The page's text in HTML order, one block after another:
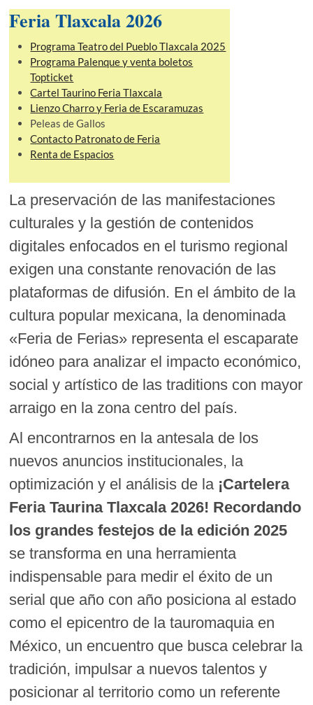
Feria Tlaxcala 2026
Programa Teatro del Pueblo Tlaxcala 2025
Programa Palenque y venta boletos
Topticket
Cartel Taurino Feria Tlaxcala
Lienzo Charro y Feria de Escaramuzas
Peleas de Gallos
Contacto Patronato de Feria
Renta de Espacios
La preservación de las manifestaciones
culturales y la gestión de contenidos
digitales enfocados en el turismo regional
exigen una constante renovación de las
plataformas de difusión. En el ámbito de la
cultura popular mexicana, la denominada
«Feria de Ferias» representa el escaparate
idóneo para analizar el impacto económico,
social y artístico de las traditions con mayor
arraigo en la zona centro del país.
Al encontrarnos en la antesala de los
nuevos anuncios institucionales, la
optimización y el análisis de la ¡Cartelera
Feria Taurina Tlaxcala 2026! Recordando
los grandes festejos de la edición 2025
se transforma en una herramienta
indispensable para medir el éxito de un
serial que año con año posiciona al estado
como el epicentro de la tauromaquia en
México, un encuentro que busca celebrar la
tradición, impulsar a nuevos talentos y
posicionar al territorio como un referente